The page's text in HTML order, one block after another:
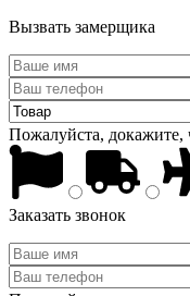
Вызвать замерщика
Пожалуйста, докажите,
Заказать звонок